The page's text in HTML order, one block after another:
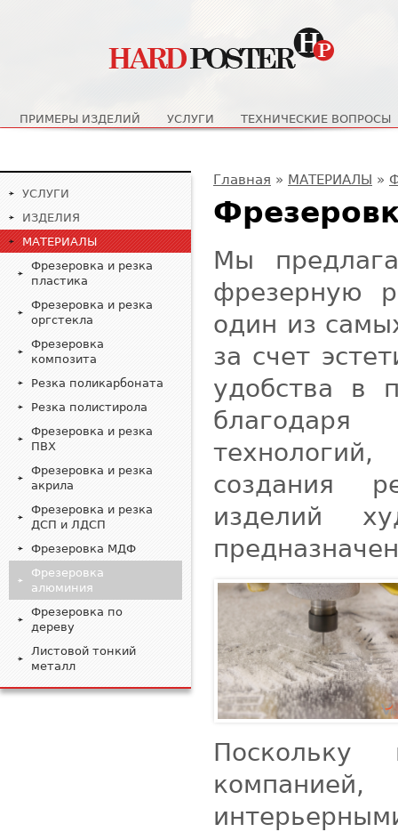
Главное меню
ПРИМЕРЫ ИЗДЕЛИЙ УСЛУГИ ТЕХНИЧЕСКИЕ ВОПРОСЫ
Вы здесь
Главная » МАТЕРИАЛЫ »
Мы
фрезерную
один из
за счет
удобства в
благодаря
создания
изделий
Поскольку
УСЛУГИ
ИЗДЕЛИЯ
МАТЕРИАЛЫ
Фрезеровка и резка
пластика
Фрезеровка и резка
оргстекла
Фрезеровка
композита
Резка поликарбоната
Резка полистирола
Фрезеровка и резка
ПВХ
Фрезеровка и резка
акрила
Фрезеровка и резка
ДСП и ЛДСП
Фрезеровка МДФ
Фрезеровка
алюминия
Фрезеровка по
дереву
Листовой тонкий
металл